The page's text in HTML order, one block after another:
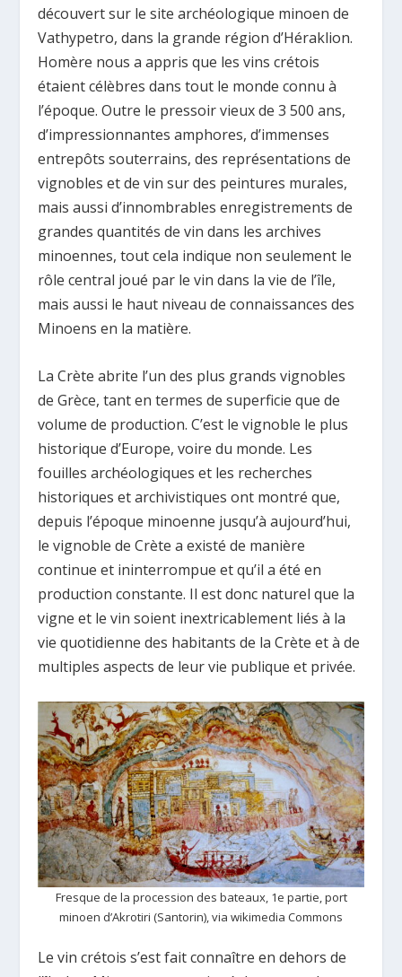
découvert sur le site archéologique minoen de
Vathypetro, dans la grande région d’Héraklion.
Homère nous a appris que les vins crétois
étaient célèbres dans tout le monde connu à
l’époque. Outre le pressoir vieux de 3 500 ans,
d’impressionnantes amphores, d’immenses
entrepôts souterrains, des représentations de
vignobles et de vin sur des peintures murales,
mais aussi d’innombrables enregistrements de
grandes quantités de vin dans les archives
minoennes, tout cela indique non seulement le
rôle central joué par le vin dans la vie de l’île,
mais aussi le haut niveau de connaissances des
Minoens en la matière.
La Crète abrite l’un des plus grands vignobles
de Grèce, tant en termes de superficie que de
volume de production. C’est le vignoble le plus
historique d’Europe, voire du monde. Les
fouilles archéologiques et les recherches
historiques et archivistiques ont montré que,
depuis l’époque minoenne jusqu’à aujourd’hui,
le vignoble de Crète a existé de manière
continue et ininterrompue et qu’il a été en
production constante. Il est donc naturel que la
vigne et le vin soient inextricablement liés à la
vie quotidienne des habitants de la Crète et à de
multiples aspects de leur vie publique et privée.
Fresque de la procession des bateaux, 1e partie, port
minoen d’Akrotiri (Santorin), via wikimedia Commons
Le vin crétois s’est fait connaître en dehors de